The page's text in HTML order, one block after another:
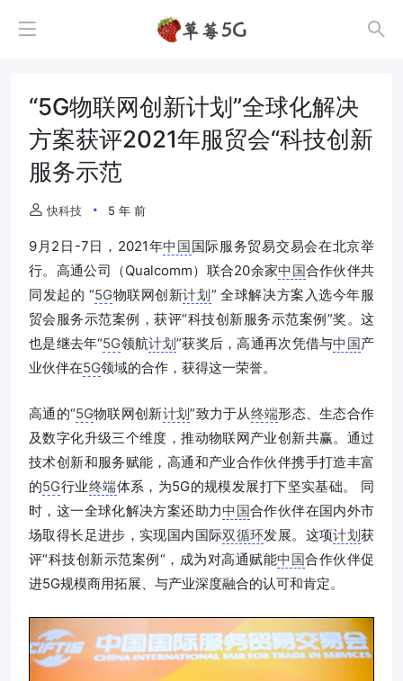
“5G物联网创新计划”全球化解决
方案获评2021年服贸会“科技创新
服务示范
快科技 5 年 前
9月2日-7日，2021年中国国际服务贸易交易会在北京举
行。高通公司（Qualcomm）联合20余家中国合作伙伴共
同发起的 “5G物联网创新计划” 全球解决方案入选今年服
贸会服务示范案例，获评“科技创新服务示范案例”奖。这
也是继去年“5G领航计划”获奖后，高通再次凭借与中国产
业伙伴在5G领域的合作，获得这一荣誉。
高通的“5G物联网创新计划”致力于从终端形态、生态合作
及数字化升级三个维度，推动物联网产业创新共赢。通过
技术创新和服务赋能，高通和产业合作伙伴携手打造丰富
的5G行业终端体系，为5G的规模发展打下坚实基础。 同
时，这一全球化解决方案还助力中国合作伙伴在国内外市
场取得长足进步，实现国内国际双循环发展。这项计划获
评“科技创新示范案例“，成为对高通赋能中国合作伙伴促
进5G规模商用拓展、与产业深度融合的认可和肯定。